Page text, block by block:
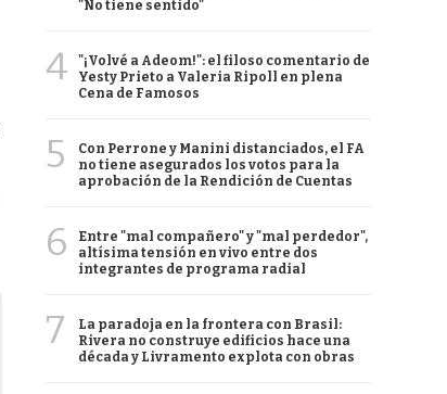
"No tiene sentido"
4
"¡Volvé a Adeom!": el filoso comentario de
Yesty Prieto a Valeria Ripoll en plena
Cena de Famosos
5
Con Perrone y Manini distanciados, el FA
no tiene asegurados los votos para la
aprobación de la Rendición de Cuentas
6
Entre "mal compañero" y "mal perdedor",
altísima tensión en vivo entre dos
integrantes de programa radial
7
La paradoja en la frontera con Brasil:
Rivera no construye edificios hace una
década y Livramento explota con obras